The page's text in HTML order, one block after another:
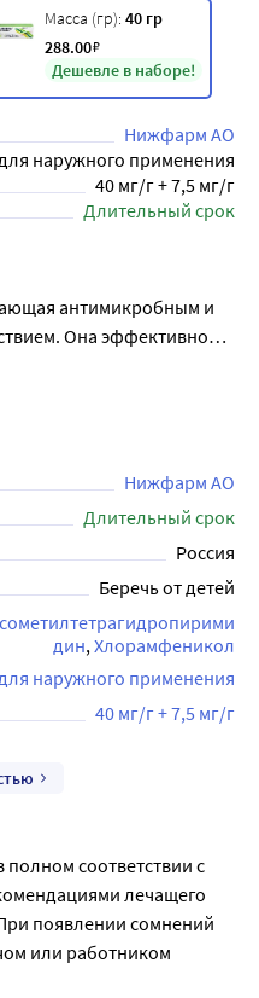
Масса (гр): 40 гр
288.00₽
Дешевле в наборе!
Нижфарм АО
наружного применения
40 мг/г + 7,5 мг/г
Длительный срок
антимикробным и
Она эффективно
заболеваниями,
процесс
анальгезирующим
безопасна для
действию
проста, поэтому
в домашних условиях, так
Она доступна в
что является
небольших
надежный помощник в
быстрый и
Нижфарм АО
Длительный срок
Россия
Беречь от детей
дин Хлорамфеникол
наружного применения
40 мг/г + 7,5 мг/г
полном соответствии с
лечащего
появлении сомнений
или работником